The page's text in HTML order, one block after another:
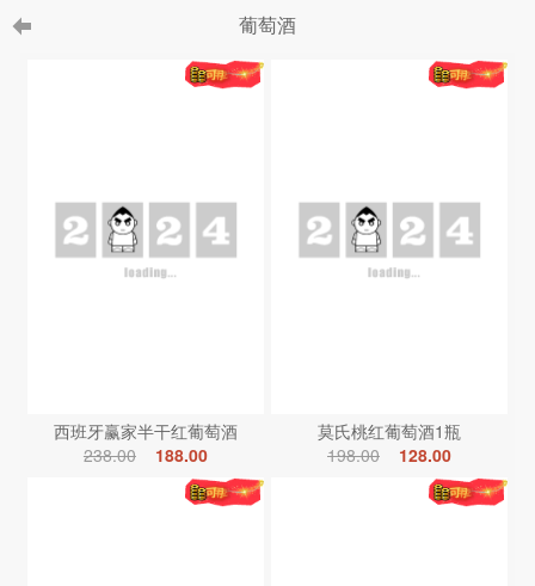
葡萄酒
西班牙赢家半干红葡萄酒
238.00
188.00
莫氏桃红葡萄酒1瓶
198.00
128.00